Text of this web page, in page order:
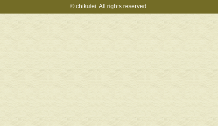
© chikutei. All rights reserved.